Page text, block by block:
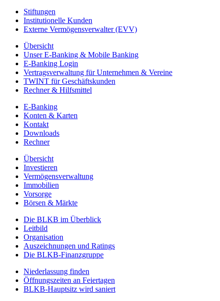
Stiftungen
Institutionelle Kunden
Externe Vermögensverwalter (EVV)
Übersicht
Unser E-Banking & Mobile Banking
E-Banking Login
Vertragsverwaltung für Unternehmen & Vereine
TWINT für Geschäftskunden
Rechner & Hilfsmittel
E-Banking
Konten & Karten
Kontakt
Downloads
Rechner
Übersicht
Investieren
Vermögensverwaltung
Immobilien
Vorsorge
Börsen & Märkte
Die BLKB im Überblick
Leitbild
Organisation
Auszeichnungen und Ratings
Die BLKB-Finanzgruppe
Niederlassung finden
Öffnungszeiten an Feiertagen
BLKB-Hauptsitz wird saniert